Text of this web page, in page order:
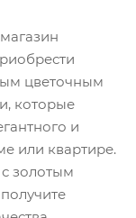
цветочным
которые
и
или квартире.
золотым